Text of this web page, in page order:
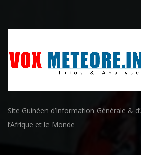
Site Guinéen d’Information Générale &
l’Afrique et le Monde